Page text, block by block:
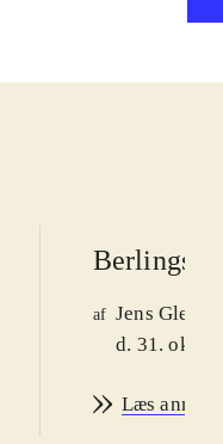
af Jens
d. 31. okt.
Læs